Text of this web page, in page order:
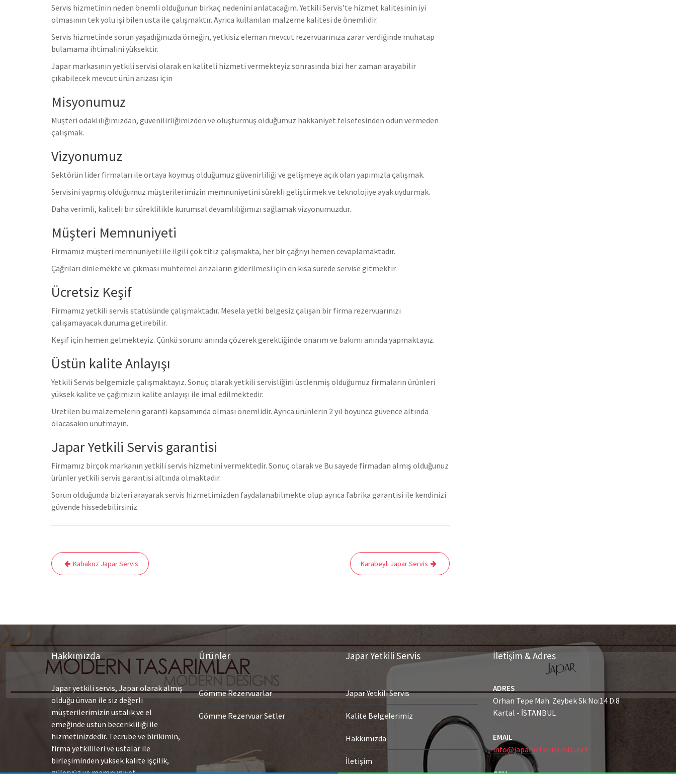
Servis hizmetinin neden önemli olduğunun birkaç nedenini anlatacağım. Yetkili Servis’te hizmet kalitesinin iyi
olmasının tek yolu işi bilen usta ile çalışmaktır. Ayrıca kullanılan malzeme kalitesi de önemlidir.
Servis hizmetinde sorun yaşadığınızda örneğin, yetkisiz eleman mevcut rezervuarınıza zarar verdiğinde muhatap
bulamama ihtimalini yüksektir.
Japar markasının yetkili servisi olarak en kaliteli hizmeti vermekteyiz sonrasında bizi her zaman arayabilir
çıkabilecek mevcut ürün arızası için
Misyonumuz
Müşteri odaklılığımızdan, güvenilirliğimizden ve oluşturmuş olduğumuz hakkaniyet felsefesinden ödün vermeden
çalışmak.
Vizyonumuz
Sektörün lider firmaları ile ortaya koymuş olduğumuz güvenirliliği ve gelişmeye açık olan yapımızla çalışmak.
Servisini yapmış olduğumuz müşterilerimizin memnuniyetini sürekli geliştirmek ve teknolojiye ayak uydurmak.
Daha verimli, kaliteli bir süreklilikle kurumsal devamlılığımızı sağlamak vizyonumuzdur.
Müşteri Memnuniyeti
Firmamız müşteri memnuniyeti ile ilgili çok titiz çalışmakta, her bir çağrıyı hemen cevaplamaktadır.
Çağrıları dinlemekte ve çıkması muhtemel arızaların giderilmesi için en kısa sürede servise gitmektir.
Ücretsiz Keşif
Firmamız yetkili servis statüsünde çalışmaktadır. Mesela yetki belgesiz çalışan bir firma rezervuarınızı
çalışamayacak duruma getirebilir.
Keşif için hemen gelmekteyiz. Çünkü sorunu anında çözerek gerektiğinde onarım ve bakımı anında yapmaktayız.
Üstün kalite Anlayışı
Yetkili Servis belgemizle çalışmaktayız. Sonuç olarak yetkili servisliğini üstlenmiş olduğumuz firmaların ürünleri
yüksek kalite ve çağımızın kalite anlayışı ile imal edilmektedir.
Üretilen bu malzemelerin garanti kapsamında olması önemlidir. Ayrıca ürünlerin 2 yıl boyunca güvence altında
olacasakın unutmayın.
Japar Yetkili Servis garantisi
Firmamız birçok markanın yetkili servis hizmetini vermektedir. Sonuç olarak ve Bu sayede firmadan almış olduğunuz
ürünler yetkili servis garantisi altında olmaktadır.
Sorun olduğunda bizleri arayarak servis hizmetimizden faydalanabilmekte olup ayrıca fabrika garantisi ile kendinizi
güvende hissedebilirsiniz.
Yazı
gezinmesi
Kabakoz Japar Servis Karabeyli Japar Servis
Hakkımızda
Japar yetkili servis, Japar olarak almış
olduğu ünvan ile siz değerli
müşterilerimizin ustalık ve el
emeğinde üstün becerikliliği ile
hizmetinizdedir. Tecrübe ve birikimin,
firma yetkilileri ve ustalar ile
birleşiminden yüksek kalite işçilik,
Ürünler
Gömme Rezervuarlar
Gömme Rezervuar Setler
Japar Yetkili Servis
Japar Yetkili Servis
Kalite Belgelerimiz
Hakkımızda
İletişim
İletişim & Adres
ADRES
Orhan Tepe Mah. Zeybek Sk No:14 D:8
Kartal - İSTANBUL
EMAIL
info@japaryetkiliservisi.net